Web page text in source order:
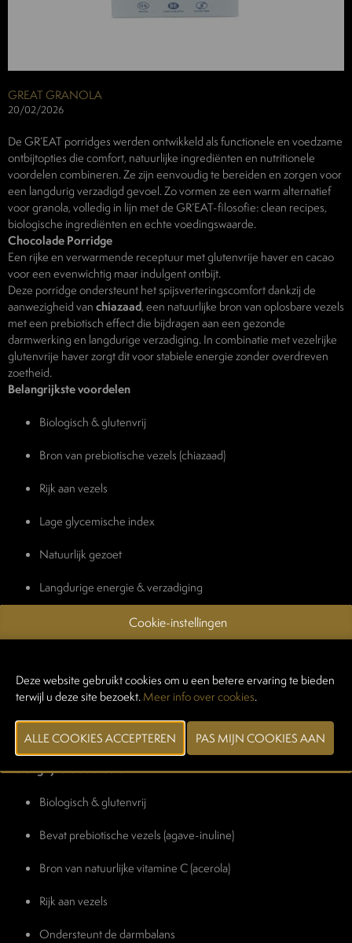
GREAT GRANOLA
20/02/2026
De GR’EAT porridges werden ontwikkeld als functionele en voedzame
ontbijtopties die comfort, natuurlijke ingrediënten en nutritionele
voordelen combineren. Ze zijn eenvoudig te bereiden en zorgen voor
een langdurig verzadigd gevoel. Zo vormen ze een warm alternatief
voor granola, volledig in lijn met de GR’EAT-filosofie: clean recipes,
biologische ingrediënten en echte voedingswaarde.
Chocolade Porridge
Een rijke en verwarmende receptuur met glutenvrije haver en cacao
voor een evenwichtig maar indulgent ontbijt.
Deze porridge ondersteunt het spijsverteringscomfort dankzij de
aanwezigheid vanchiazaad, een natuurlijke bron van oplosbare vezels
met een prebiotisch effect die bijdragen aan een gezonde
darmwerking en langdurige verzadiging. In combinatie met vezelrijke
glutenvrije haver zorgt dit voor stabiele energie zonder overdreven
zoetheid.
Belangrijkste voordelen
Biologisch & glutenvrij
Bron van prebiotische vezels (chiazaad)
Rijk aan vezels
Lage glycemische index
Natuurlijk gezoet
Langdurige energie & verzadiging
Een frissere en fruitige porridge met een natuurlijke frambozensmaak,
prebiotische vezel die gunstige darmbacteriën voedt, evenals
acerolapoeder, een natuurlijke bron van vitamine C die het
immuunsysteem ondersteunt. Samen met glutenvrije haver en echte
frambozenstukjes combineert deze porridge
spijsverteringsondersteuning, natuurlijke energie en fruitige frisheid.
Belangrijkste voordelen
Biologisch & glutenvrij
Bevat prebiotische vezels (agave-inuline)
Bron van natuurlijke vitamine C (acerola)
Rijk aan vezels
Ondersteunt de darmbalans
Cookie-instellingen
Deze website gebruikt cookies om u een betere ervaring te bieden
terwijl u deze site bezoekt.Meer info over cookies.